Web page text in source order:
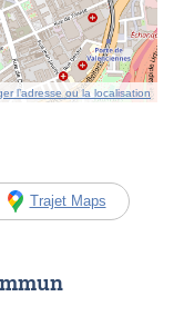
l’adresse ou la localisation
Trajet Maps